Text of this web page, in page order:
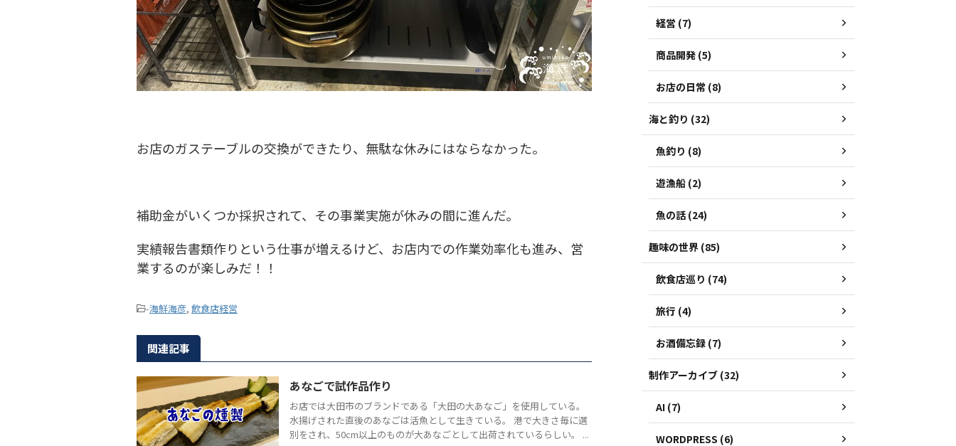
お店のガステーブルの交換ができたり、無駄な休みにはならなかった。
補助金がいくつか採択されて、その事業実施が休みの間に進んだ。
実績報告書類作りという仕事が増えるけど、お店内での作業効率化も進み、営
業するのが楽しみだ！！
-海鮮海彦, 飲食店経営
関連記事
あなごで試作品作り
お店では大田市のブランドである「大田の大あなご」を使用している。
水揚げされた直後のあなごは活魚として生きている。 港で大きさ毎に選
別をされ、50cm以上のものが大あなごとして出荷されているらしい。 ...
経営 (7)
商品開発 (5)
お店の日常 (8)
海と釣り (32)
魚釣り (8)
遊漁船 (2)
魚の話 (24)
趣味の世界 (85)
飲食店巡り (74)
旅行 (4)
お酒備忘録 (7)
制作アーカイブ (32)
AI (7)
WORDPRESS (6)